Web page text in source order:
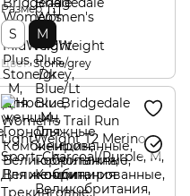
Размер
S M
Цвет Stone/grey